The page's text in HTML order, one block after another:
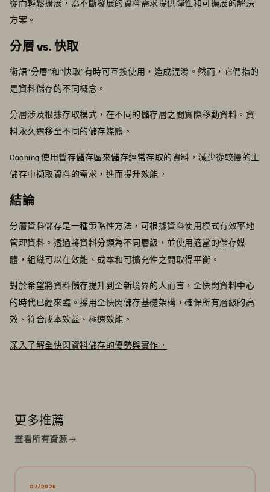
從而輕鬆擴展，為不斷發展的資料需求提供彈性和可擴展的解決
方案。
分層 vs. 快取
術語“分層”和“快取”有時可互換使用，造成混淆。然而，它們指的
是資料儲存的不同概念。
分層涉及根據存取模式，在不同的儲存層之間實際移動資料。資
料永久遷移至不同的儲存媒體。
Caching 使用暫存儲存區來儲存經常存取的資料，減少從較慢的主
儲存中擷取資料的需求，進而提升效能。
結論
分層資料儲存是一種策略性方法，可根據資料使用模式有效率地
管理資料。透過將資料分類為不同層級，並使用適當的儲存媒
體，組織可以在效能、成本和可擴充性之間取得平衡。
對於希望將資料儲存提升到全新境界的人而言，全快閃資料中心
的時代已經來臨。採用全快閃儲存基礎架構，確保所有層級的高
效、符合成本效益、極速效能。
深入了解全快閃資料儲存的優勢與實作。
更多推薦
查看所有資源
07/2026